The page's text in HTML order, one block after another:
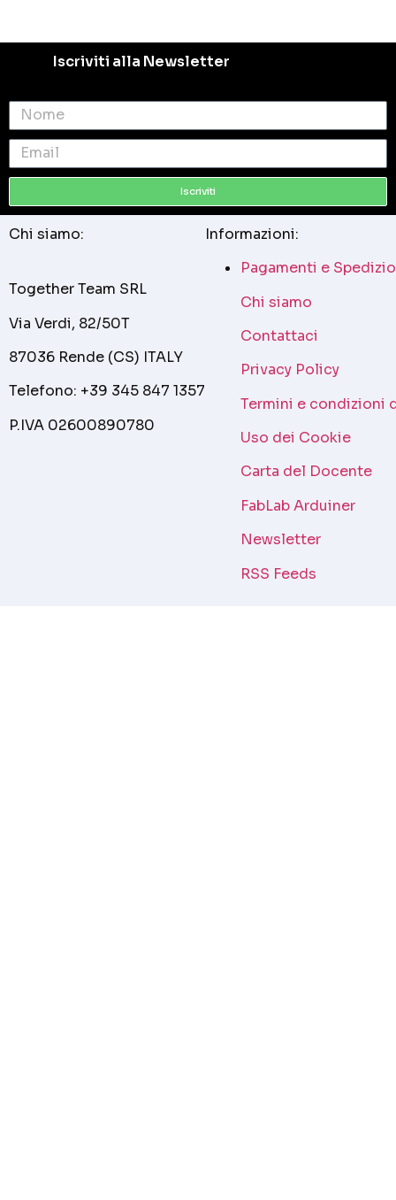
Iscriviti alla Newsletter
Iscriviti
Chi siamo:
Together Team SRL
Via Verdi, 82/50T
87036 Rende (CS) ITALY
Telefono: +39 345 847 1357
P.IVA 02600890780
Informazioni:
Pagamenti e
Chi siamo
Contattaci
Privacy Policy
Termini e condizioni
Uso dei Cookie
Carta del Docente
FabLab Arduiner
Newsletter
RSS Feeds